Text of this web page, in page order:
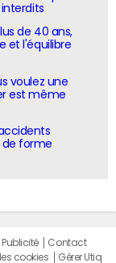
de 40 ans,
et l'équilibre
voulez une
est même
de forme
Publicité
Contact
cookies
Gérer Utiq